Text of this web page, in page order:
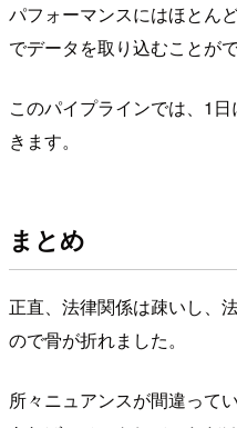
パフォーマンスにはほとん
でデータを取り込むことがで
このパイプラインでは、1
きます。
まとめ
正直、法律関係は疎いし、
ので骨が折れました。
所々ニュアンスが間違って